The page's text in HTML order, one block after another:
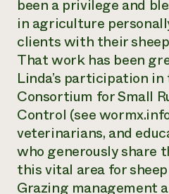
been a privilege and
in agriculture
clients with their
That work has been
Linda’s participation
Consortium for Small
Control (see
veterinarians, and
who generously share
this vital area for
Grazing management